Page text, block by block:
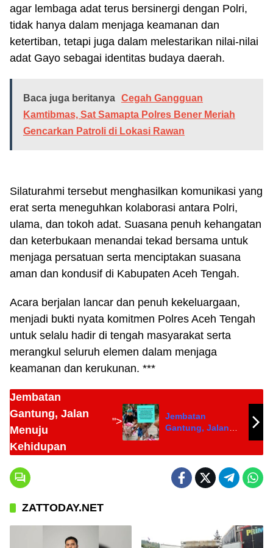
agar lembaga adat terus bersinergi dengan Polri,
tidak hanya dalam menjaga keamanan dan
ketertiban, tetapi juga dalam melestarikan nilai-nilai
adat Gayo sebagai identitas budaya daerah.
Baca juga beritanya Cegah Gangguan
Kamtibmas, Sat Samapta Polres Bener Meriah
Gencarkan Patroli di Lokasi Rawan
Silaturahmi tersebut menghasilkan komunikasi yang
erat serta meneguhkan kolaborasi antara Polri,
ulama, dan tokoh adat. Suasana penuh kehangatan
dan keterbukaan menandai tekad bersama untuk
menjaga persatuan serta menciptakan suasana
aman dan kondusif di Kabupaten Aceh Tengah.
Acara berjalan lancar dan penuh kekeluargaan,
menjadi bukti nyata komitmen Polres Aceh Tengah
untuk selalu hadir di tengah masyarakat serta
merangkul seluruh elemen dalam menjaga
keamanan dan kerukunan. ***
Jembatan
Gantung, Jalan
Menuju
Kehidupan
">
Jembatan
Gantung, Jalan
ZATTODAY.NET